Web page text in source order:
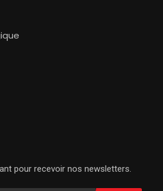
pour recevoir nos newsletters.